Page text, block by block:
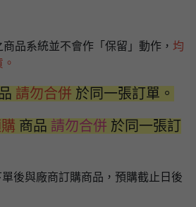
品系統並不會作「保留」動作， 均
請勿合併 於同一張訂單。
商品 請勿合併 於同一張訂
後與廠商訂購商品，預購截止日後